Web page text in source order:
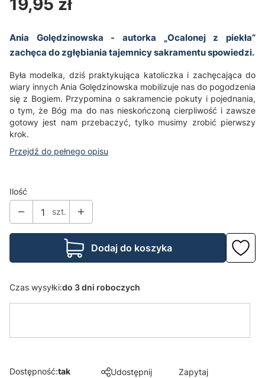
19,95 zł
Ania Golędzinowska - autorka „Ocalonej z piekła”
zachęca do zgłębiania tajemnicy sakramentu spowiedzi.
Była modelka, dziś praktykująca katoliczka i zachęcająca do
wiary innych Ania Golędzinowska mobilizuje nas do pogodzenia
się z Bogiem. Przypomina o sakramencie pokuty i pojednania,
o tym, że Bóg ma do nas nieskończoną cierpliwość i zawsze
gotowy jest nam przebaczyć, tylko musimy zrobić pierwszy
krok.
Przejdź do pełnego opisu
Ilość
szt.
Dodaj do koszyka
Czas wysyłki:do 3 dni roboczych
Dostępność:tak Udostępnij
Zapytaj